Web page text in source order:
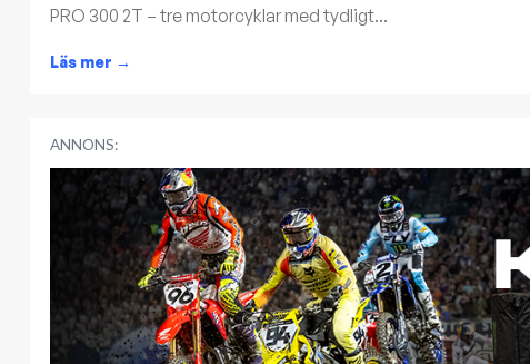
PRO 300 2T – tre motorcyklar med tydligt...
Läs mer →
ANNONS: